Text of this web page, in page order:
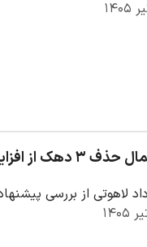
کالابرگ/ اختصاص اعتبار بیشتر به ۷ دهک پایین درآمدی
لاهوتی از بررسی پیشنهاد